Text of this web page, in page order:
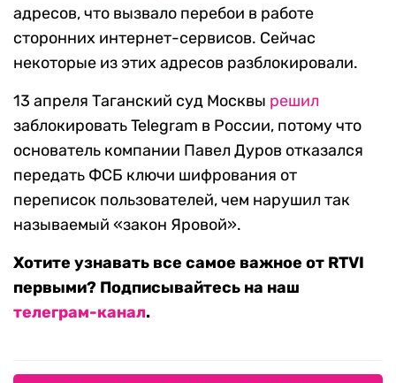
адресов, что вызвало перебои в работе
сторонних интернет-сервисов. Сейчас
некоторые из этих адресов разблокировали.
13 апреля Таганский суд Москвы решил
заблокировать Telegram в России, потому что
основатель компании Павел Дуров отказался
передать ФСБ ключи шифрования от
переписок пользователей, чем нарушил так
называемый «закон Яровой».
Хотите узнавать все самое важное от RTVI
первыми? Подписывайтесь на наш
телеграм-канал.